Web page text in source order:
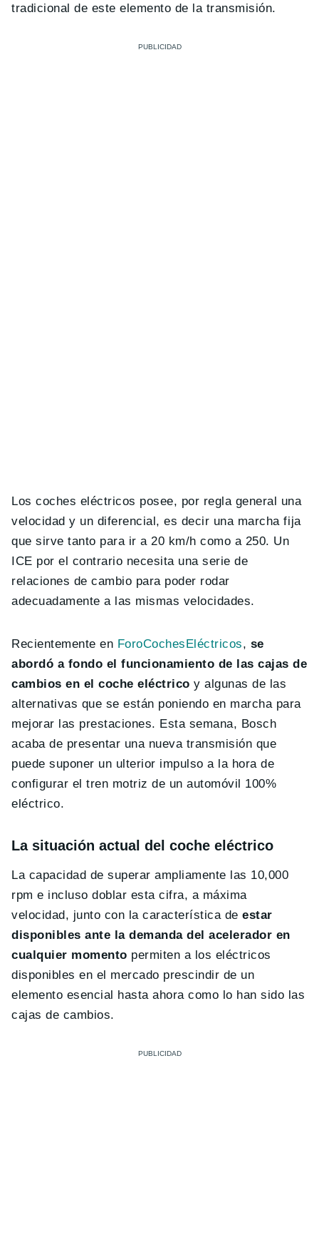
tradicional de este elemento de la transmisión.
Los coches eléctricos posee, por regla general una
velocidad y un diferencial, es decir una marcha fija
que sirve tanto para ir a 20 km/h como a 250. Un
ICE por el contrario necesita una serie de
relaciones de cambio para poder rodar
adecuadamente a las mismas velocidades.
Recientemente en ForoCochesEléctricos, se
abordó a fondo el funcionamiento de las cajas de
cambios en el coche eléctricoy algunas de las
alternativas que se están poniendo en marcha para
mejorar las prestaciones. Esta semana, Bosch
acaba de presentar una nueva transmisión que
puede suponer un ulterior impulso a la hora de
configurar el tren motriz de un automóvil 100%
eléctrico.
La situación actual del coche eléctrico
La capacidad de superar ampliamente las 10,000
rpm e incluso doblar esta cifra, a máxima
velocidad, junto con la característica deestar
disponibles ante la demanda del acelerador en
cualquier momento permiten a los eléctricos
disponibles en el mercado prescindir de un
elemento esencial hasta ahora como lo han sido las
cajas de cambios.